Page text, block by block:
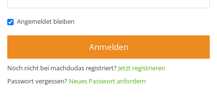
Angemeldet bleiben
Anmelden
Noch nicht bei machdudas registriert? Jetzt registrieren
Passwort vergessen? Neues Passwort anfordern